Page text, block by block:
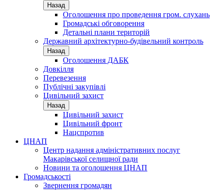
Назад
Оголошення про проведення гром. слухань
Громадські обговорення
Детальні плани територій
Державний архітектурно-будівельний контроль
Назад
Оголошення ДАБК
Довкілля
Перевезення
Публічні закупівлі
Цивільний захист
Назад
Цивільний захист
Цивільний фронт
Нацспротив
ЦНАП
Центр надання адміністративних послуг
Макарівської селищної ради
Новини та оголошення ЦНАП
Громадськості
Звернення громадян